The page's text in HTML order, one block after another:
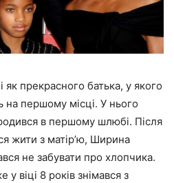
як прекрасного батька, у якого
на першому місці. У нього
в першому шлюбі. Після
жити з матір’ю, Ширина
не забувати про хлопчика.
віці 8 років знімався з